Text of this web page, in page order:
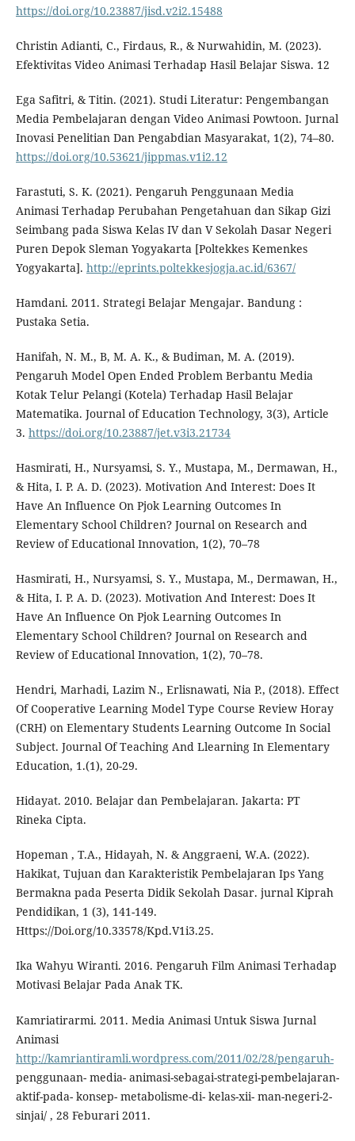
https://doi.org/10.23887/jisd.v2i2.15488
Christin Adianti, C., Firdaus, R., & Nurwahidin, M. (2023).
Efektivitas Video Animasi Terhadap Hasil Belajar Siswa. 12
Ega Safitri, & Titin. (2021). Studi Literatur: Pengembangan
Media Pembelajaran dengan Video Animasi Powtoon. Jurnal
Inovasi Penelitian Dan Pengabdian Masyarakat, 1(2), 74–80.
https://doi.org/10.53621/jippmas.v1i2.12
Farastuti, S. K. (2021). Pengaruh Penggunaan Media
Animasi Terhadap Perubahan Pengetahuan dan Sikap Gizi
Seimbang pada Siswa Kelas IV dan V Sekolah Dasar Negeri
Puren Depok Sleman Yogyakarta [Poltekkes Kemenkes
Yogyakarta]. http://eprints.poltekkesjogja.ac.id/6367/
Hamdani. 2011. Strategi Belajar Mengajar. Bandung :
Pustaka Setia.
Hanifah, N. M., B, M. A. K., & Budiman, M. A. (2019).
Pengaruh Model Open Ended Problem Berbantu Media
Kotak Telur Pelangi (Kotela) Terhadap Hasil Belajar
Matematika. Journal of Education Technology, 3(3), Article
3. https://doi.org/10.23887/jet.v3i3.21734
Hasmirati, H., Nursyamsi, S. Y., Mustapa, M., Dermawan, H.,
& Hita, I. P. A. D. (2023). Motivation And Interest: Does It
Have An Influence On Pjok Learning Outcomes In
Elementary School Children? Journal on Research and
Review of Educational Innovation, 1(2), 70–78
Hasmirati, H., Nursyamsi, S. Y., Mustapa, M., Dermawan, H.,
& Hita, I. P. A. D. (2023). Motivation And Interest: Does It
Have An Influence On Pjok Learning Outcomes In
Elementary School Children? Journal on Research and
Review of Educational Innovation, 1(2), 70–78.
Hendri, Marhadi, Lazim N., Erlisnawati, Nia P., (2018). Effect
Of Cooperative Learning Model Type Course Review Horay
(CRH) on Elementary Students Learning Outcome In Social
Subject. Journal Of Teaching And Llearning In Elementary
Education, 1.(1), 20-29.
Hidayat. 2010. Belajar dan Pembelajaran. Jakarta: PT
Rineka Cipta.
Hopeman , T.A., Hidayah, N. & Anggraeni, W.A. (2022).
Hakikat, Tujuan dan Karakteristik Pembelajaran Ips Yang
Bermakna pada Peserta Didik Sekolah Dasar. jurnal Kiprah
Pendidikan, 1 (3), 141-149.
Https://Doi.org/10.33578/Kpd.V1i3.25.
Ika Wahyu Wiranti. 2016. Pengaruh Film Animasi Terhadap
Motivasi Belajar Pada Anak TK.
Kamriatirarmi. 2011. Media Animasi Untuk Siswa Jurnal
Animasi
http://kamriantiramli.wordpress.com/2011/02/28/pengaruh-
penggunaan- media- animasi-sebagai-strategi-pembelajaran-
aktif-pada- konsep- metabolisme-di- kelas-xii- man-negeri-2-
sinjai/ , 28 Feburari 2011.